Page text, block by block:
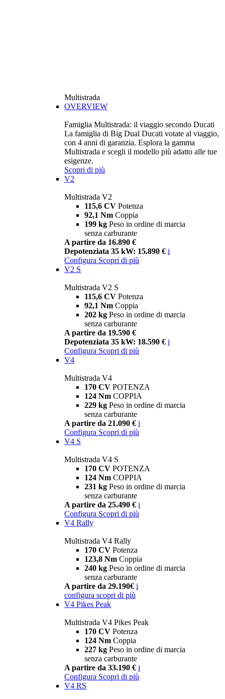
Multistrada
OVERVIEW
Famiglia Multistrada: il viaggio secondo Ducati
La famiglia di Big Dual Ducati votate al viaggio,
con 4 anni di garanzia. Esplora la gamma
Multistrada e scegli il modello più adatto alle tue
esigenze.
Scopri di più
V2
Multistrada V2
115,6 CV Potenza
92,1 Nm Coppia
199 kg Peso in ordine di marcia
senza carburante
A partire da 16.890 €
Depotenziata 35 kW: 15.890 € i
Configura Scopri di più
V2 S
Multistrada V2 S
115,6 CV Potenza
92,1 Nm Coppia
202 kg Peso in ordine di marcia
senza carburante
A partire da 19.590 €
Depotenziata 35 kW: 18.590 € i
Configura Scopri di più
V4
Multistrada V4
170 CV POTENZA
124 Nm COPPIA
229 kg Peso in ordine di marcia
senza carburante
A partire da 21.090 € i
Configura Scopri di più
V4 S
Multistrada V4 S
170 CV POTENZA
124 Nm COPPIA
231 kg Peso in ordine di marcia
senza carburante
A partire da 25.490 € i
Configura Scopri di più
V4 Rally
Multistrada V4 Rally
170 CV Potenza
123,8 Nm Coppia
240 kg Peso in ordine di marcia
senza carburante
A partire da 29.190€ i
configura scopri di più
V4 Pikes Peak
Multistrada V4 Pikes Peak
170 CV Potenza
124 Nm Coppia
227 kg Peso in ordine di marcia
senza carburante
A partire da 33.190 € i
Configura Scopri di più
V4 RS